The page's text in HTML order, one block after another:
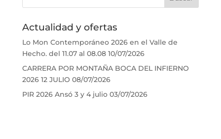
Actualidad y ofertas
Lo Mon Contemporáneo 2026 en el Valle de
Hecho. del 11.07 al 08.08 10/07/2026
CARRERA POR MONTAÑA BOCA DEL INFIERNO
2026 12 JULIO 08/07/2026
PIR 2026 Ansó 3 y 4 julio 03/07/2026